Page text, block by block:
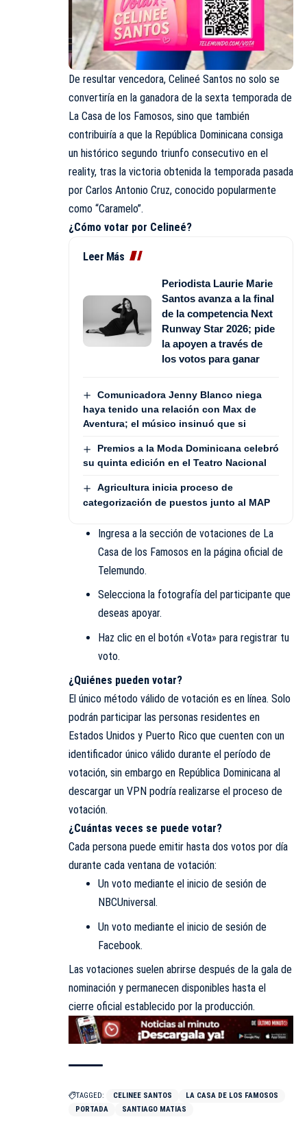
De resultar vencedora, Celineé Santos no solo se
convertiría en la ganadora de la sexta temporada de
La Casa de los Famosos, sino que también
contribuiría a que la República Dominicana consiga
un histórico segundo triunfo consecutivo en el
reality, tras la victoria obtenida la temporada pasada
por Carlos Antonio Cruz, conocido popularmente
como “Caramelo”.
¿Cómo votar por Celineé?
Leer Más
Periodista Laurie Marie
Santos avanza a la final
de la competencia Next
Runway Star 2026; pide
la apoyen a través de
los votos para ganar
Comunicadora Jenny Blanco niega
haya tenido una relación con Max de
Aventura; el músico insinuó que si
Premios a la Moda Dominicana celebró
su quinta edición en el Teatro Nacional
Agricultura inicia proceso de
categorización de puestos junto al MAP
Ingresa a la sección de votaciones de La
Casa de los Famosos en la página oficial de
Telemundo.
Selecciona la fotografía del participante que
deseas apoyar.
Haz clic en el botón «Vota» para registrar tu
voto.
¿Quiénes pueden votar?
El único método válido de votación es en línea. Solo
podrán participar las personas residentes en
Estados Unidos y Puerto Rico que cuenten con un
identificador único válido durante el período de
votación, sin embargo en República Dominicana al
descargar un VPN podría realizarse el proceso de
votación.
¿Cuántas veces se puede votar?
Cada persona puede emitir hasta dos votos por día
durante cada ventana de votación:
Un voto mediante el inicio de sesión de
NBCUniversal.
Un voto mediante el inicio de sesión de
Facebook.
Las votaciones suelen abrirse después de la gala de
nominación y permanecen disponibles hasta el
cierre oficial establecido por la producción.
TAGGED: CELINEE SANTOS
LA CASA DE LOS FAMOSOS
PORTADA
SANTIAGO MATIAS